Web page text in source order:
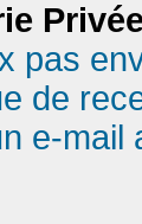
Privée
pas
de
e-mail